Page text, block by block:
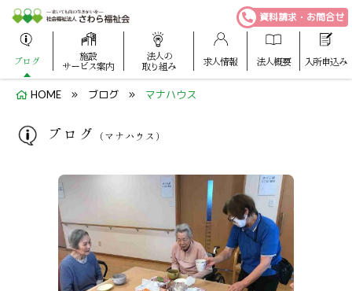
ブログ
施設
サービス案内
法人の
取り組み
求人情報 法人概要 入所申込み
資料請求・お問合せ
HOME ブログ マナハウス
ブログ （マナハウス）